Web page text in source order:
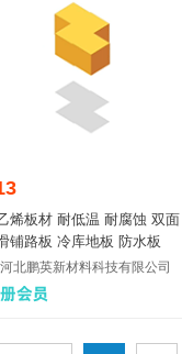
耐低温 耐腐蚀 双面
铺路板 冷库地板 防水板
河北鹏英新材料科技有限公司